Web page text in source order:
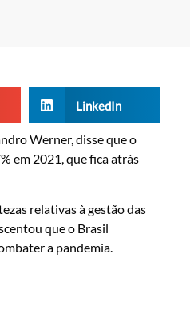
LinkedIn
Werner, disse que o
em 2021, que fica atrás
relativas à gestão das
que o Brasil
a pandemia.